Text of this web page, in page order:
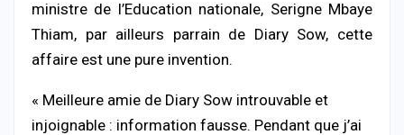
ministre de l’Education nationale, Serigne Mbaye
Thiam, par ailleurs parrain de Diary Sow, cette
affaire est une pure invention.
« Meilleure amie de Diary Sow introuvable et
injoignable : information fausse. Pendant que j’ai